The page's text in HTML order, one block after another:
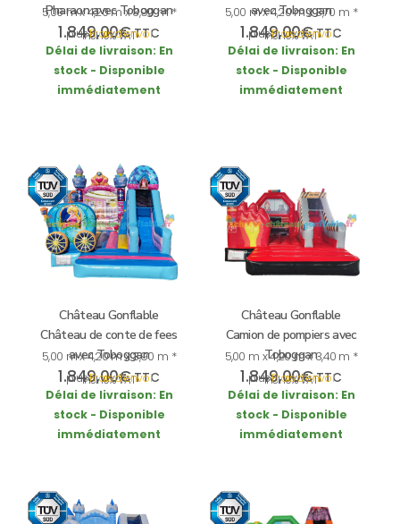
Pharaon avec Toboggan
5,00 m x 4,20 m x 3,90 m *
1.849,00€TTC
incl. 19% VAT
plusFrais d’envoi
Délai de livraison: En
stock - Disponible
immédiatement
avec Toboggan
5,00 m x 4,20 m x 3,70 m *
1.849,00€TTC
incl. 19% VAT
plusFrais d’envoi
Délai de livraison: En
stock - Disponible
immédiatement
Château Gonflable
Château de conte de fees
avec Toboggan
5,00 m x 4,20 m x 3,90 m *
1.849,00€TTC
incl. 19% VAT
plusFrais d’envoi
Délai de livraison: En
stock - Disponible
immédiatement
Château Gonflable
Camion de pompiers avec
Toboggan
5,00 m x 4,20 m x 3,40 m *
1.849,00€TTC
incl. 19% VAT
plusFrais d’envoi
Délai de livraison: En
stock - Disponible
immédiatement